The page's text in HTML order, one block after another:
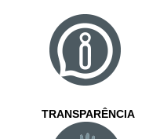
TRANSPARÊNCIA